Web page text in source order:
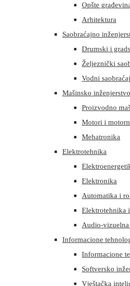
Opšte
Arhitektura
Saobraćajno
Drumski i
Željeznički
Vodni saobraćaj
Mašinsko inženjerstvo
Proizvodno
Motori i
Mehatronika
Elektrotehnika
Elektronika
Automatika i
Elektrotehnika
Audio-
Informacione
Informacione
Softversko
Vještačka